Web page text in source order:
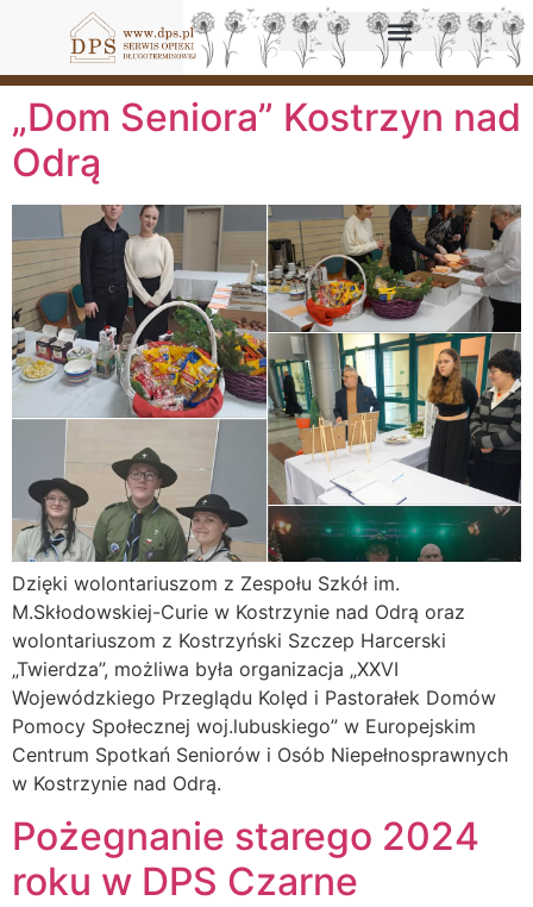
„Dom Seniora” Kostrzyn nad
Odrą
Dzięki wolontariuszom z Zespołu Szkół im.
M.Skłodowskiej-Curie w Kostrzynie nad Odrą oraz
wolontariuszom z Kostrzyński Szczep Harcerski
„Twierdza”, możliwa była organizacja „XXVI
Wojewódzkiego Przeglądu Kolęd i Pastorałek Domów
Pomocy Społecznej woj.lubuskiego” w Europejskim
Centrum Spotkań Seniorów i Osób Niepełnosprawnych
w Kostrzynie nad Odrą.
Pożegnanie starego 2024
roku w DPS Czarne